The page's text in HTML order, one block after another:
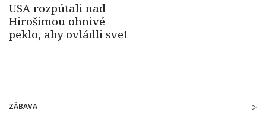
ZÁBAVA